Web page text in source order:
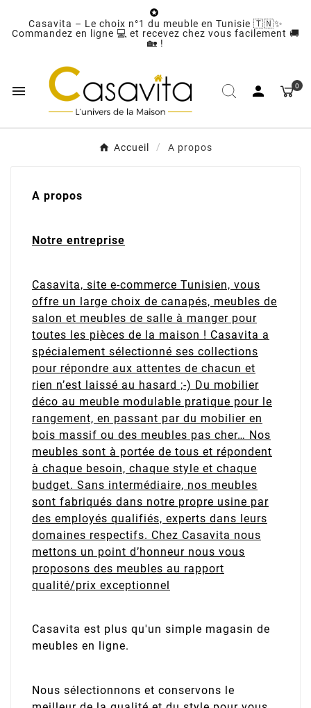

Casavita – Le choix n°1 du meuble en Tunisie 🇹🇳✨
Commandez en ligne 💻 et recevez chez vous facilement 🚚
🏡 !
  0
Accueil A propos
A propos
Notre entreprise
Casavita, site e-commerce Tunisien, vous
offre un large choix de canapés, meubles de
salon et meubles de salle à manger pour
toutes les pièces de la maison ! Casavita a
spécialement sélectionné ses collections
pour répondre aux attentes de chacun et
rien n’est laissé au hasard ;-) Du mobilier
déco au meuble modulable pratique pour le
rangement, en passant par du mobilier en
bois massif ou des meubles pas cher… Nos
meubles sont à portée de tous et répondent
à chaque besoin, chaque style et chaque
budget. Sans intermédiaire, nos meubles
sont fabriqués dans notre propre usine par
des employés qualifiés, experts dans leurs
domaines respectifs. Chez Casavita nous
mettons un point d’honneur nous vous
proposons des meubles au rapport
qualité/prix exceptionnel
Casavita est plus qu'un simple magasin de
meubles en ligne.
Nous sélectionnons et conservons le